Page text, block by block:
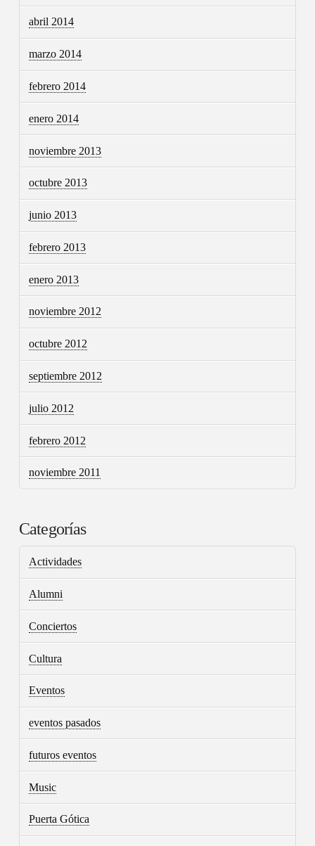
abril 2014
marzo 2014
febrero 2014
enero 2014
noviembre 2013
octubre 2013
junio 2013
febrero 2013
enero 2013
noviembre 2012
octubre 2012
septiembre 2012
julio 2012
febrero 2012
noviembre 2011
Categorías
Actividades
Alumni
Conciertos
Cultura
Eventos
eventos pasados
futuros eventos
Music
Puerta Gótica